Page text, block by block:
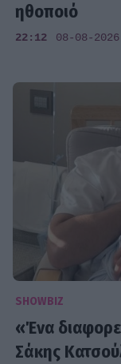
ηθοποιό
22:12 08-08-2026
SHOWBIZ
«Ένα
Σάκης